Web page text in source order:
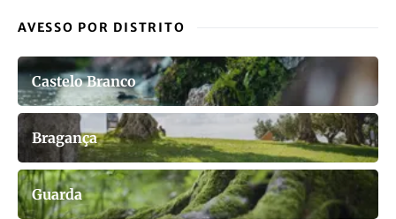
AVESSO POR DISTRITO
Castelo Branco
Bragança
Guarda